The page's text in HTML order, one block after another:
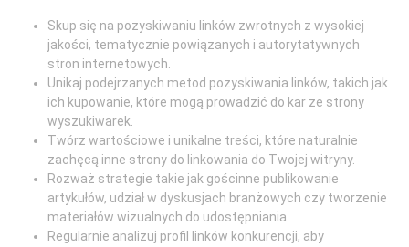
Skup się na pozyskiwaniu linków zwrotnych z wysokiej
jakości, tematycznie powiązanych i autorytatywnych
stron internetowych.
Unikaj podejrzanych metod pozyskiwania linków, takich jak
ich kupowanie, które mogą prowadzić do kar ze strony
wyszukiwarek.
Twórz wartościowe i unikalne treści, które naturalnie
zachęcą inne strony do linkowania do Twojej witryny.
Rozważ strategie takie jak gościnne publikowanie
artykułów, udział w dyskusjach branżowych czy tworzenie
materiałów wizualnych do udostępniania.
Regularnie analizuj profil linków konkurencji, aby